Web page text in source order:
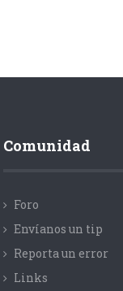
Comunidad
Foro
Envíanos un tip
Reporta un error
Links